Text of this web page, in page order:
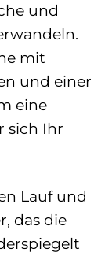
und
mit
und einer
eine
sich Ihr
Lauf und
das die